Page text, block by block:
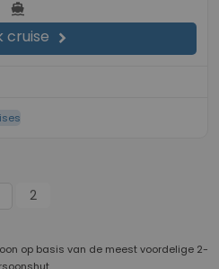
directions_boat
cruise chevron_right
2
op basis van de meest voordelige 2-